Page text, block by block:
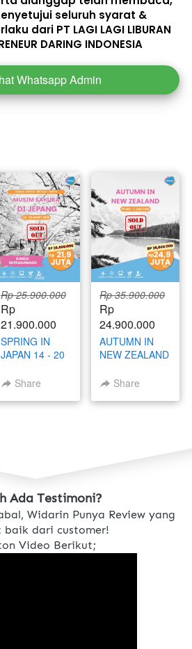
seluruh syarat &
dari PT LAGI LAGI LIBURAN
DARING INDONESIA
Whatsapp Admin
Rp 25.900.000
Rp
21.900.000
SPRING IN
JAPAN 14 - 20
Share
Rp 35.900.000
Rp
24.900.000
AUTUMN IN
NEW ZEALAND
2026Share
Ada Testimoni?
Widarin Punya Review yang
baik dari customer!
Video Berikut;